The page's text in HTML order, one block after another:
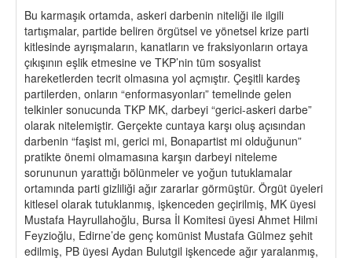
Bu karmaşık ortamda, askeri darbenin niteliği ile ilgili
tartışmalar, partide beliren örgütsel ve yönetsel krize parti
kitlesinde ayrışmaların, kanatların ve fraksiyonların ortaya
çıkışının eşlik etmesine ve TKP’nin tüm sosyalist
hareketlerden tecrit olmasına yol açmıştır. Çeşitli kardeş
partilerden, onların “enformasyonları” temelinde gelen
telkinler sonucunda TKP MK, darbeyi “gerici-askeri darbe”
olarak nitelemiştir. Gerçekte cuntaya karşı oluş açısından
darbenin “faşist mi, gerici mi, Bonapartist mi olduğunun”
pratikte önemi olmamasına karşın darbeyi niteleme
sorununun yarattığı bölünmeler ve yoğun tutuklamalar
ortamında parti gizliliği ağır zararlar görmüştür. Örgüt üyeleri
kitlesel olarak tutuklanmış, işkenceden geçirilmiş, MK üyesi
Mustafa Hayrullahoğlu, Bursa İl Komitesi üyesi Ahmet Hilmi
Feyzioğlu, Edirne’de genç komünist Mustafa Gülmez şehit
edilmiş, PB üyesi Aydan Bulutgil işkencede ağır yaralanmış,